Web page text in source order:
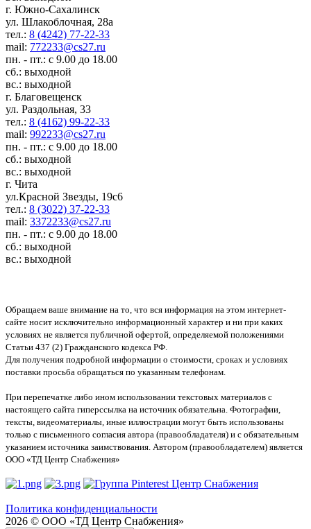
г. Южно-Сахалинск
ул. Шлакоблочная, 28а
тел.: 8 (4242) 77-22-33
mail: 772233@cs27.ru
пн. - пт.: с 9.00 до 18.00
сб.: выходной
вс.: выходной
г. Благовещенск
ул. Раздольная, 33
тел.: 8 (4162) 99-22-33
mail: 992233@cs27.ru
пн. - пт.: с 9.00 до 18.00
сб.: выходной
вс.: выходной
г. Чита
ул.Красной Звезды, 19с6
тел.: 8 (3022) 37-22-33
mail: 3372233@cs27.ru
пн. - пт.: с 9.00 до 18.00
сб.: выходной
вс.: выходной
Обращаем ваше внимание на то, что вся информация на этом интернет-
сайте носит исключительно информационный характер и ни при каких
условиях не является публичной офертой, определяемой положениями
Статьи 437 (2) Гражданского кодекса РФ.
Для получения подробной информации о стоимости, сроках и условиях
поставки просьба обращаться по указанным телефонам.
При перепечатке либо ином использовании текстовых материалов с
настоящего сайта гиперссылка на источник обязательна. Фотографии,
тексты, видеоматериалы, иные иллюстрации могут быть использованы
только с письменного согласия автора (правообладателя) и с обязательным
указанием источника заимствования. Автором (правообладателем) является
ООО «ТД Центр Снабжения»
Политика конфиденциальности
2026 © ООО «ТД Центр Снабжения»